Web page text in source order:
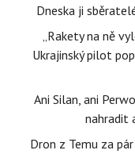
Dneska ji
„Rakety na ně
Ukrajinský pilot
Ani Silan, ani
nahradit
Dron z Temu za